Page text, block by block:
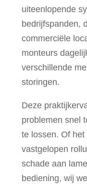
uiteenlopende
bedrijfspanden,
commerciële
monteurs
verschillende
storingen.
Deze
problemen snel
te lossen. Of
vastgelopen
schade aan
bediening, wij